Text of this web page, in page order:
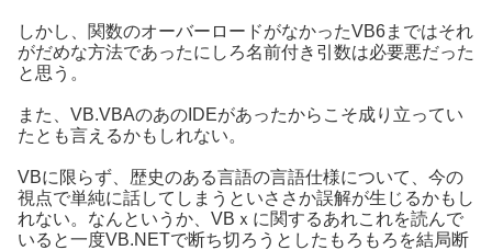
しかし、関数のオーバーロードがなかったVB6まではそれ
がだめな方法であったにしろ名前付き引数は必要悪だった
と思う。
また、VB.VBAのあのIDEがあったからこそ成り立ってい
たとも言えるかもしれない。
VBに限らず、歴史のある言語の言語仕様について、今の
視点で単純に話してしまうといささか誤解が生じるかもし
れない。なんというか、VBｘに関するあれこれを読んで
いると一度VB.NETで断ち切ろうとしたもろもろを結局断